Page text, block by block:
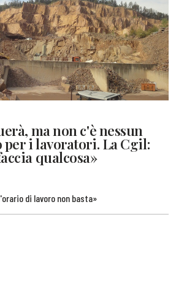
ma non c'è nessun
i lavoratori. La Cgil:
qualcosa»
di lavoro non basta»